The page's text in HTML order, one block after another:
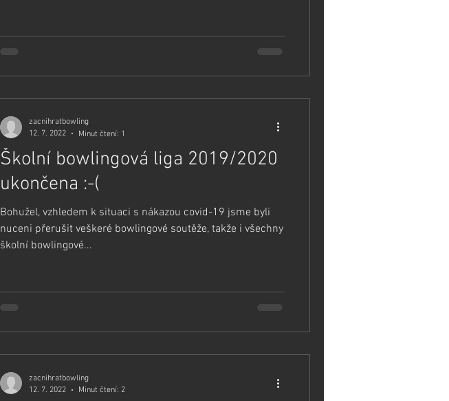
Školní bowlingová liga 2019/2020
ukončena :-(
Bohužel, vzhledem k situaci s nákazou covid-19 jsme byli
nuceni přerušit veškeré bowlingové soutěže, takže i všechny
školní bowlingové...
zacnihratbowling
12. 7. 2022
Minut čtení: 1
zacnihratbowling
12. 7. 2022
Minut čtení: 2